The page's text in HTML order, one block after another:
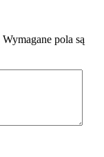
Wymagane pola są